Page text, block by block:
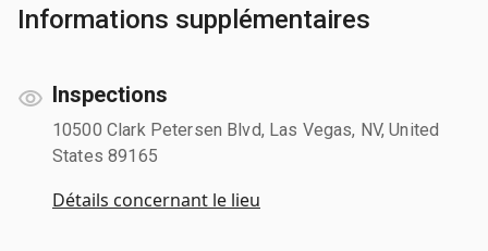
Informations supplémentaires
Inspections
10500 Clark Petersen Blvd, Las Vegas, NV, United
States 89165
Détails concernant le lieu